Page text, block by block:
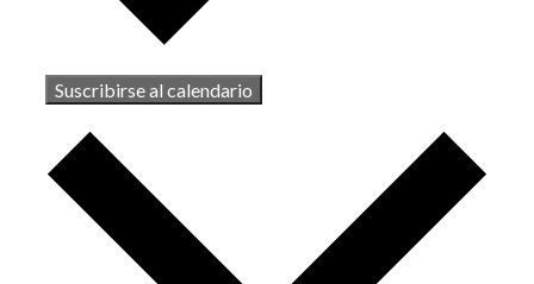
Suscribirse al calendario